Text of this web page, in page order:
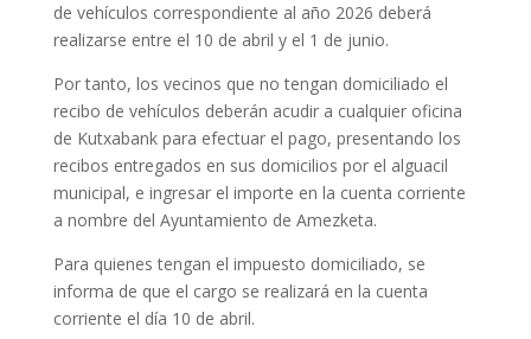
de vehículos correspondiente al año 2026 deberá
realizarse entre el 10 de abril y el 1 de junio.
Por tanto, los vecinos que no tengan domiciliado el
recibo de vehículos deberán acudir a cualquier oficina
de Kutxabank para efectuar el pago, presentando los
recibos entregados en sus domicilios por el alguacil
municipal, e ingresar el importe en la cuenta corriente
a nombre del Ayuntamiento de Amezketa.
Para quienes tengan el impuesto domiciliado, se
informa de que el cargo se realizará en la cuenta
corriente el día 10 de abril.